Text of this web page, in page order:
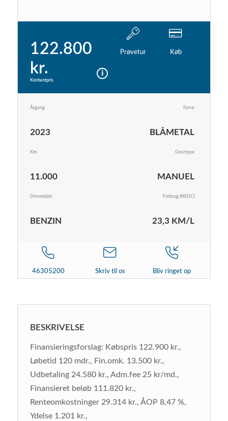
122.800
kr.
Kontantpris
Prøvetur Køb
Årgang
2023
Farve
BLÅMETAL
Km
11.000
Geartype
MANUEL
Drivmiddel
BENZIN
Forbrug (NEDC)
23,3 KM/L
46305200 Skriv til os Bliv ringet op
BESKRIVELSE
Finansieringsforslag: Købspris 122.900 kr.,
Løbetid 120 mdr., Fin.omk. 13.500 kr.,
Udbetaling 24.580 kr., Adm.fee 25 kr/md.,
Finansieret beløb 111.820 kr.,
Renteomkostninger 29.314 kr., ÅOP 8,47 %,
Ydelse 1.201 kr.,